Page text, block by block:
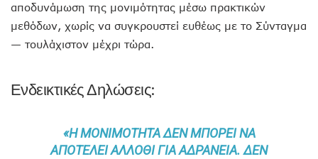
αποδυνάμωση της μονιμότητας μέσω πρακτικών
μεθόδων, χωρίς να συγκρουστεί ευθέως με το Σύνταγμα
— τουλάχιστον μέχρι τώρα.
Ενδεικτικές Δηλώσεις:
«Η ΜΟΝΙΜΌΤΗΤΑ ΔΕΝ ΜΠΟΡΕΊ ΝΑ
ΑΠΟΤΕΛΕΊ ΆΛΛΟΘΙ ΓΙΑ ΑΔΡΆΝΕΙΑ. ΔΕΝ